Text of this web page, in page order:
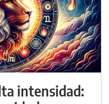
intensidad: